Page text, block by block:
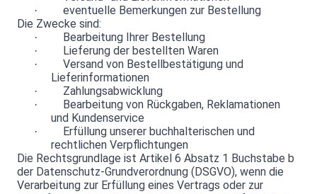
·
eventuelle Bemerkungen zur Bestellung
Die Zwecke sind:
· Bearbeitung Ihrer Bestellung
· Lieferung der bestellten Waren
·
Versand von Bestellbestätigung und
Lieferinformationen
· Zahlungsabwicklung
·
Bearbeitung von Rückgaben, Reklamationen
und Kundenservice
·
Erfüllung unserer buchhalterischen und
rechtlichen Verpflichtungen
Die Rechtsgrundlage ist Artikel 6 Absatz 1 Buchstabe b
der Datenschutz-Grundverordnung (DSGVO), wenn die
Verarbeitung zur Erfüllung eines Vertrags oder zur